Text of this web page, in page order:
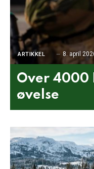
ARTIKKEL 8. april
Over 4000
øvelse